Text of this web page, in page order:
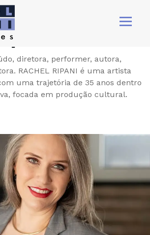
a
diretora, performer, autora,
RACHEL RIPANI é uma artista
uma trajetória de 35 anos dentro
focada em produção cultural.